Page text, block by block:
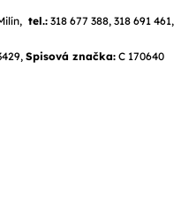
tel.: 318 677 388, 318 691 461,
Spisová značka: C 170640